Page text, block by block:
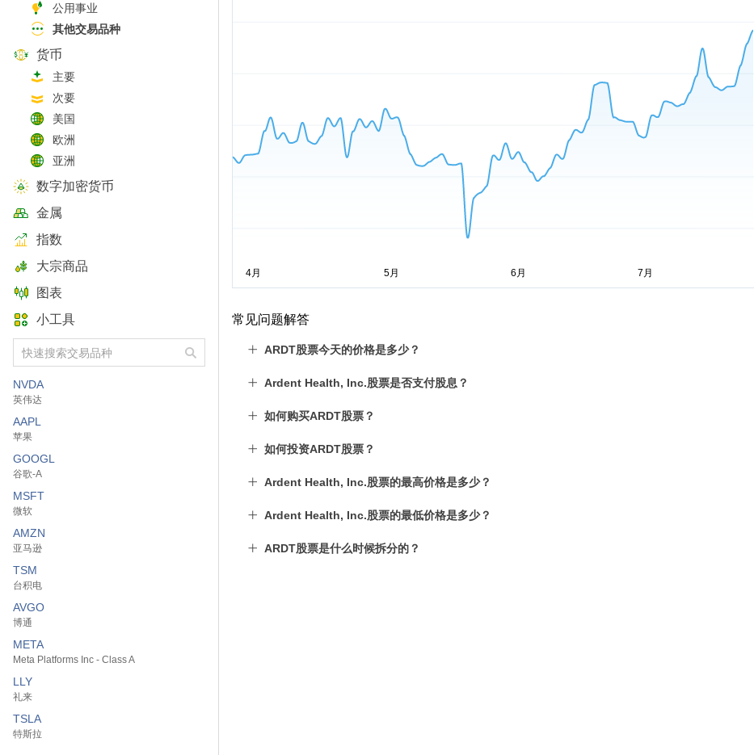
公用事业
其他交易品种
货币
主要
次要
美国
欧洲
亚洲
数字加密货币
金属
指数
大宗商品
图表
小工具
NVDA
英伟达
AAPL
苹果
GOOGL
谷歌-A
MSFT
微软
AMZN
亚马逊
TSM
台积电
AVGO
博通
META
Meta Platforms Inc - Class A
LLY
礼来
TSLA
特斯拉
常见问题解答
ARDT股票今天的价格是多少？
Ardent Health, Inc.股票是否支付股息？
如何购买ARDT股票？
如何投资ARDT股票？
Ardent Health, Inc.股票的最高价格是多少？
Ardent Health, Inc.股票的最低价格是多少？
ARDT股票是什么时候拆分的？